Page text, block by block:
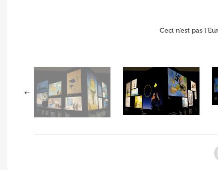
Ceci n’est pas